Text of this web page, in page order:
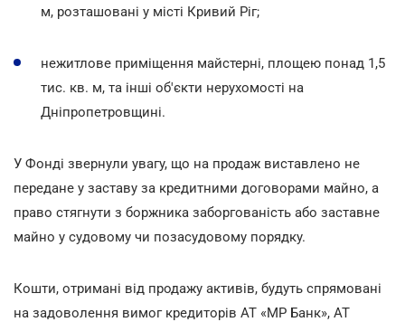
м, розташовані у місті Кривий Ріг;
нежитлове приміщення майстерні, площею понад 1,5
тис. кв. м, та інші об'єкти нерухомості на
Дніпропетровщині.
У Фонді звернули увагу, що на продаж виставлено не
передане у заставу за кредитними договорами майно, а
право стягнути з боржника заборгованість або заставне
майно у судовому чи позасудовому порядку.
Кошти, отримані від продажу активів, будуть спрямовані
на задоволення вимог кредиторів АТ «МР Банк», АТ